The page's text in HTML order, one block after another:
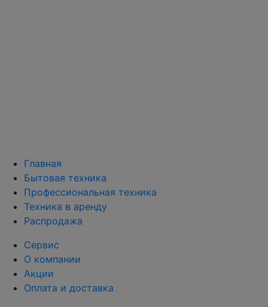
Главная
Бытовая техника
Профессиональная техника
Техника в аренду
Распродажа
Сервис
О компании
Акции
Оплата и доставка